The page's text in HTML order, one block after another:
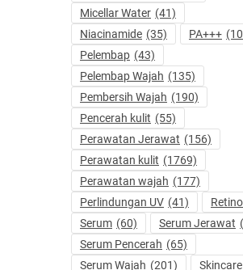
Micellar Water (41)
Niacinamide (35) PA+++
Pelembap (43)
Pelembap Wajah (135)
Pembersih Wajah (190)
Pencerah kulit (55)
Perawatan Jerawat (156)
Perawatan kulit (1769)
Perawatan wajah (177)
Perlindungan UV (41) Retinol
Serum (60) Serum Jerawat
Serum Pencerah (65)
Serum Wajah (201) Skincare